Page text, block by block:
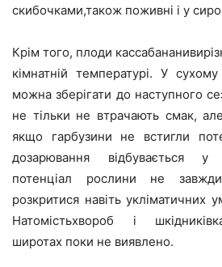
скибочками,також поживні і у
Крім того, плоди
кімнатній температурі. У сухому
можна зберігати до наступного
не тільки не втрачають смак,
якщо гарбузини не встигли
дозарювання відбувається
потенціал рослини не
розкритися навіть укліматичних
Натомістьхвороб і
широтах поки не виявлено.